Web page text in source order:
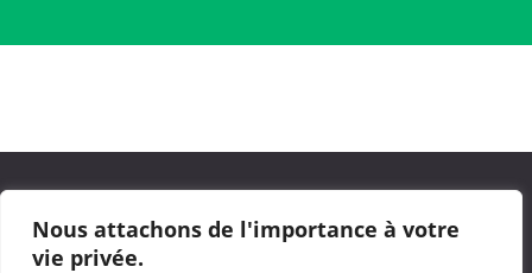
Nous attachons de l'importance à votre
vie privée.